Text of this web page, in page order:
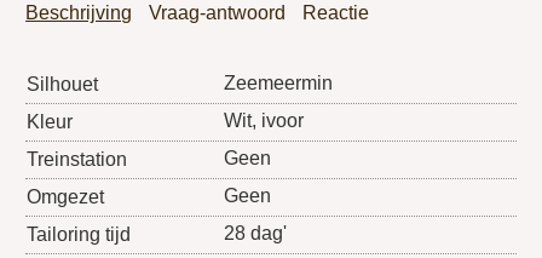
Beschrijving Vraag-antwoord Reactie
Silhouet
Zeemeermin
Kleur
Wit, ivoor
Treinstation
Geen
Omgezet
Geen
Tailoring tijd
28 dag'